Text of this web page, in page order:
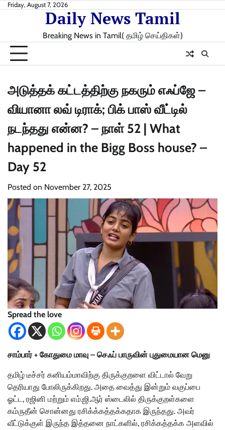
SkipFriday, August 7, 2026
Daily News Tamil
Breaking News in Tamil( தமிழ் செய்திகள்)
அடுத்தக் கட்டத்திற்கு நகரும் எஃப்ஜே –
வியானா லவ் டிராக்; பிக் பாஸ் வீட்டில்
நடந்தது என்ன? – நாள் 52 | What
happened in the Bigg Boss house? –
Day 52
Posted on November 27, 2025
Spread the love
சாம்பார் + கோதுமை மாவு – செஃப் பாருவின் புதுமையான மெனு
தமிழ் டீச்சர் கனியம்மாவிற்கு திருக்குறளை விட்டால் வேறு
தெரியாது போலிருக்கிறது. அதை வைத்து இன்றும் வகுப்பை
ஓட்ட, ரஜினி மற்றும் எம்.ஜி.ஆர் ஸ்டைலில் திருக்குறள்களை
கம்ருதீன் சொன்னது ரசிக்க்கத்தக்கதாக இருந்தது. அவர்
வீட்டுக்குள் இருந்த இத்தனை நாட்களில், ரசிக்கத்தக்க அளவில்